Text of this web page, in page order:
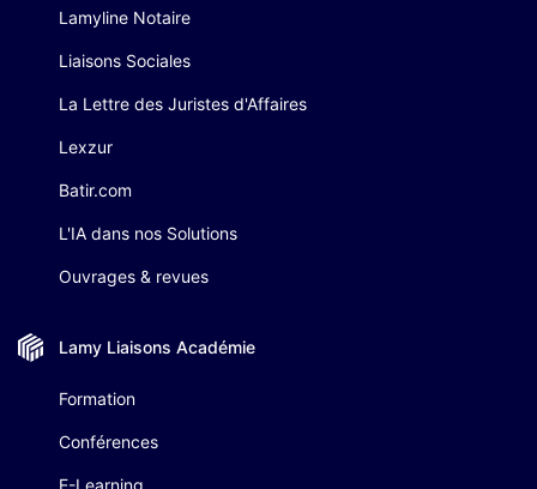
Lamyline Notaire
Liaisons Sociales
La Lettre des Juristes d'Affaires
Lexzur
Batir.com
L'IA dans nos Solutions
Ouvrages & revues
Lamy Liaisons Académie
Formation
Conférences
E-Learning